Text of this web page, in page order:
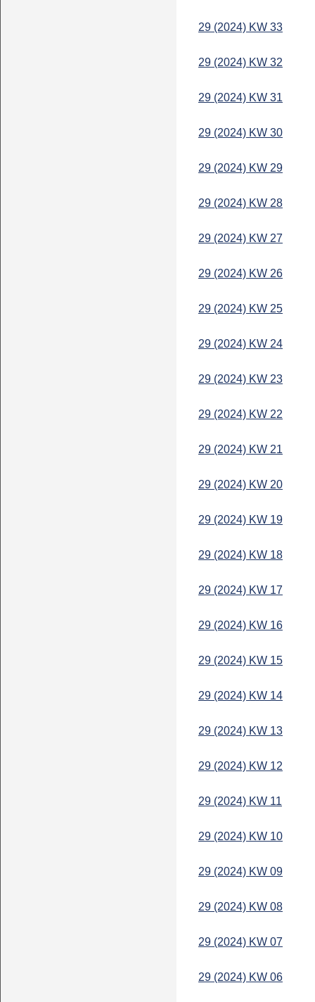
29 (2024) KW 33
29 (2024) KW 32
29 (2024) KW 31
29 (2024) KW 30
29 (2024) KW 29
29 (2024) KW 28
29 (2024) KW 27
29 (2024) KW 26
29 (2024) KW 25
29 (2024) KW 24
29 (2024) KW 23
29 (2024) KW 22
29 (2024) KW 21
29 (2024) KW 20
29 (2024) KW 19
29 (2024) KW 18
29 (2024) KW 17
29 (2024) KW 16
29 (2024) KW 15
29 (2024) KW 14
29 (2024) KW 13
29 (2024) KW 12
29 (2024) KW 11
29 (2024) KW 10
29 (2024) KW 09
29 (2024) KW 08
29 (2024) KW 07
29 (2024) KW 06